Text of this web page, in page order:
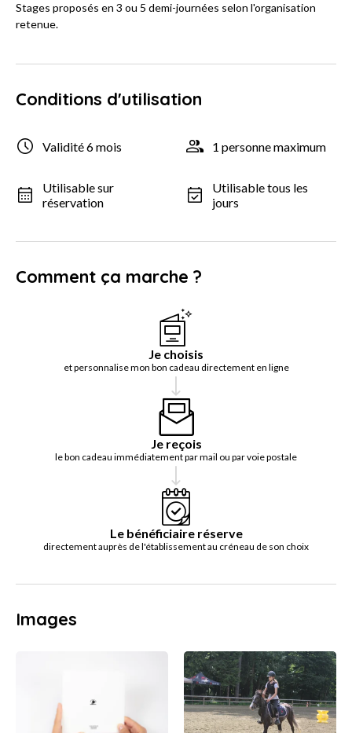
Stages proposés en 3 ou 5 demi-journées selon l'organisation
retenue.
Conditions d'utilisation
Validité 6 mois 1 personne maximum
Utilisable sur
réservation
Utilisable tous les
jours
Comment ça marche ?
Je choisis
et personnalise mon bon cadeau directement en ligne
Je reçois
le bon cadeau immédiatement par mail ou par voie postale
Le bénéficiaire réserve
directement auprès de l'établissement au créneau de son choix
Images